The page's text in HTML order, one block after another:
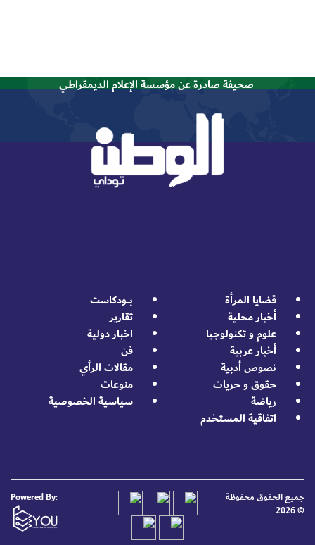
صحيفة صادرة عن مؤسسة الإعلام الديمقراطي
قضايا المرأة
بــــودكاست
أخبار محلية
تقارير
علوم و تكنولوجيا
اخبار دولية
أخبار عربية
فن
نصوص أدبية
مقالات الرأي
حقوق و حريات
منوعات
رياضة
سياسية الخصوصية
اتفاقية المستخدم
جميع الحقوق محفوظة
© 2026
Powered By: